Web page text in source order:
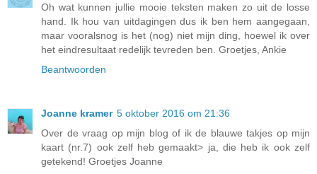
Oh wat kunnen jullie mooie teksten maken zo uit de losse
hand. Ik hou van uitdagingen dus ik ben hem aangegaan,
maar vooralsnog is het (nog) niet mijn ding, hoewel ik over
het eindresultaat redelijk tevreden ben. Groetjes, Ankie
Beantwoorden
Joanne kramer 5 oktober 2016 om 21:36
Over de vraag op mijn blog of ik de blauwe takjes op mijn
kaart (nr.7) ook zelf heb gemaakt> ja, die heb ik ook zelf
getekend! Groetjes Joanne